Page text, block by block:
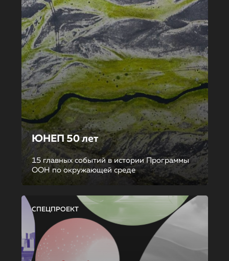
ЮНЕП 50 лет
15 главных событий в истории Программы
ООН по окружающей среде
СПЕЦПРОЕКТ